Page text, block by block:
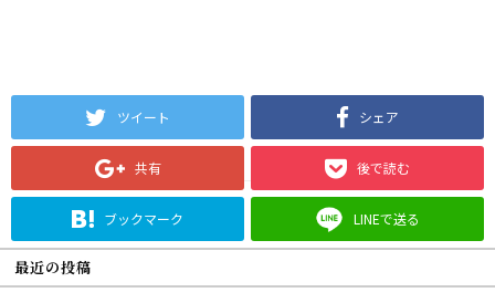
ツイート シェア
共有 後で読む
ブックマーク LINEで送る
最近の投稿